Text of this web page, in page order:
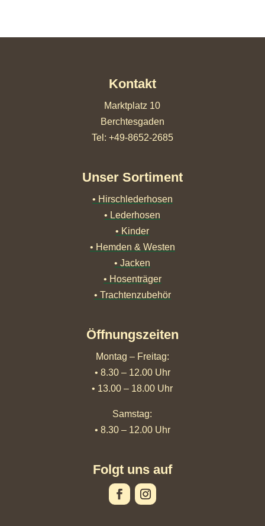
Kontakt
Marktplatz 10
Berchtesgaden
Tel: +49-8652-2685
Unser Sortiment
• Hirschlederhosen
• Lederhosen
• Kinder
• Hemden & Westen
• Jacken
• Hosenträger
• Trachtenzubehör
Öffnungszeiten
Montag – Freitag:
• 8.30 – 12.00 Uhr
• 13.00 – 18.00 Uhr
Samstag:
• 8.30 – 12.00 Uhr
Folgt uns auf